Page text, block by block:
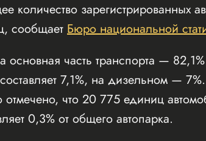
количество зарегистрированных
сообщает Бюро национальной
основная часть транспорта —
7,1%, на дизельном —
что 20 775 единиц
0,3% от общего автопарка.